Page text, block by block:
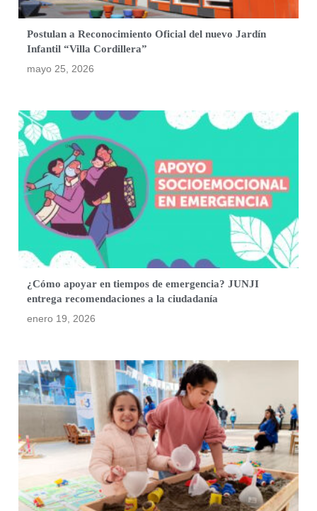
Postulan a Reconocimiento Oficial del nuevo Jardín
Infantil “Villa Cordillera”
mayo 25, 2026
¿Cómo apoyar en tiempos de emergencia? JUNJI
entrega recomendaciones a la ciudadanía
enero 19, 2026